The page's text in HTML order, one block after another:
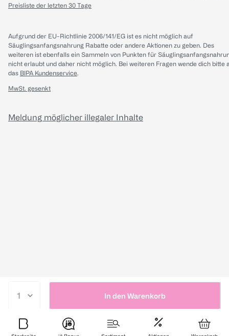
In den Warenkorb
Preisliste der letzten 30 Tage
Aufgrund der EU-Richtlinie 2006/141/EG ist es nicht möglich auf
Säuglingsanfangsnahrung Rabatte oder andere Aktionen zu geben. Des
weiteren ist ebenfalls ein Sammeln von Punkten für
nicht erlaubt und daher nicht möglich. Bei weiteren Fragen wende dich bitte
das BIPA Kundenservice.
MwSt. gesenkt
Meldung möglicher illegaler Inhalte